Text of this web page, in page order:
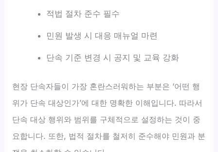
적법 절차 준수 필수
민원 발생 시 대응 매뉴얼 마련
단속 기준 변경 시 공지 및 교육 강화
현장 단속자들이 가장 혼란스러워하는 부분은 ‘어떤 행
위가 단속 대상인가’에 대한 명확한 이해입니다. 따라서
단속 대상 행위와 범위를 구체적으로 설정하는 것이 중
요합니다. 또한, 법적 절차를 철저히 준수해야 민원과 분